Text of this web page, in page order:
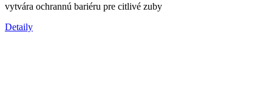
vytvára ochrannú bariéru pre citlivé zuby
Detaily